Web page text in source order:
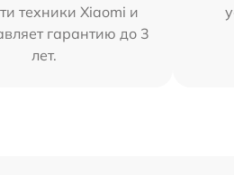
техники Xiaomi и
гарантию до 3
лет.